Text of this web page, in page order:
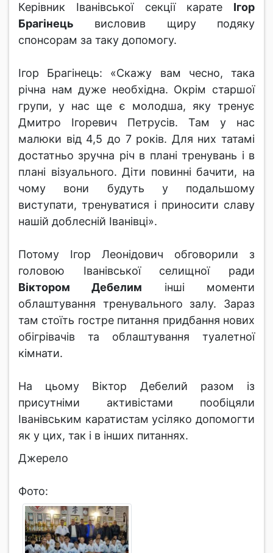
Керівник Іванівської секції карате Ігор
Брагінець висловив щиру подяку
спонсорам за таку допомогу.
Ігор Брагінець: «Скажу вам чесно, така
річна нам дуже необхідна. Окрім старшої
групи, у нас ще є молодша, яку тренує
Дмитро Ігоревич Петрусів. Там у нас
малюки від 4,5 до 7 років. Для них татамі
достатньо зручна річ в плані тренувань і в
плані візуального. Діти повинні бачити, на
чому вони будуть у подальшому
виступати, тренуватися і приносити славу
нашій доблесній Іванівці».
Потому Ігор Леонідович обговорили з
головою Іванівської селищної ради
Віктором Дебелим інші моменти
облаштування тренувального залу. Зараз
там стоїть гостре питання придбання нових
обігрівачів та облаштування туалетної
кімнати.
На цьому Віктор Дебелий разом із
присутніми активістами пообіцяли
Іванівським каратистам усіляко допомогти
як у цих, так і в інших питаннях.
Джерело
Фото: